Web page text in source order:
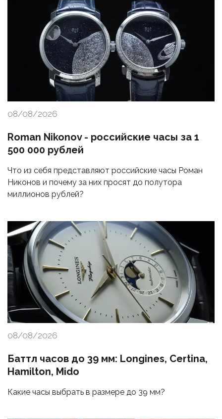
08/08/2026
Roman Nikonov - российские часы за 1
500 000 рублей
Что из себя представляют российские часы Роман
Никонов и почему за них просят до полутора
миллионов рублей?
08/08/2026
Баттл часов до 39 мм: Longines, Certina,
Hamilton, Mido
Какие часы выбрать в размере до 39 мм?